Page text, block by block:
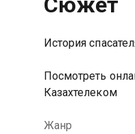
История
Посмотреть
Казахтелеком
Жанр